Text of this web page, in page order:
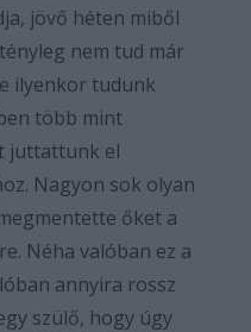
jövő héten miből
nem tud már
ilyenkor tudunk
több mint
juttattunk el
Nagyon sok olyan
őket a
Néha valóban ez a
annyira rossz
szülő, hogy úgy